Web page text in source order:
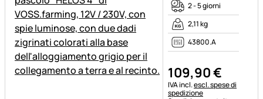
2 - 5 giorni
2,11 kg
43800.A
109,90€
Informazioni fiscali:
IVA incl.escl. spese di
spedizione